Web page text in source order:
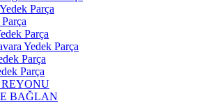
Parça
Parça
Yedek Parça
Parça
Parça
REYONU
BAĞLAN